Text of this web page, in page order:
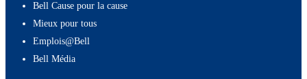
Bell Cause pour la cause
Mieux pour tous
Emplois@Bell
Bell Média